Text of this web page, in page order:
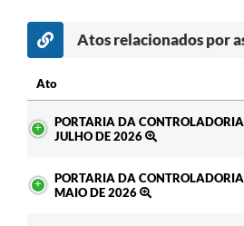
Atos relacionados por
Ato
PORTARIA DA
JULHO DE 2026
PORTARIA DA
MAIO DE 2026